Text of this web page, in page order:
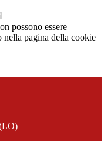
possono essere
nella pagina della cookie